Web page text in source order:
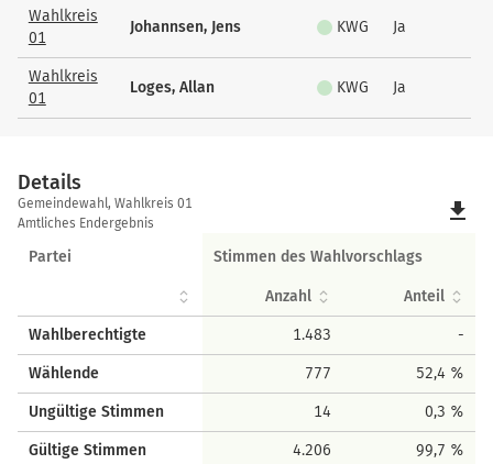
Wahlkreis
01
Johannsen, Jens KWG Ja
Wahlkreis
01
Loges, Allan KWG Ja
Details
Details
Gemeindewahl, Wahlkreis 01
Amtliches Endergebnis
file_download
Partei Stimmen des Wahlvorschlags
Anzahl Anteil
Wahlberechtigte 1.483 -
Wählende 777 52,4 %
Ungültige Stimmen 14 0,3 %
Gültige Stimmen 4.206 99,7 %